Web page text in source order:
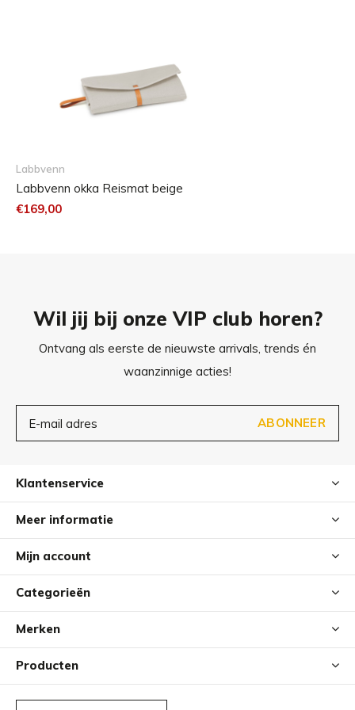
om te voorkomen dat de vulling verschuift.
Hondenharen kunnen worden verwijderd met een
Labbvenn
Labbvenn okka Reismat beige
€169,00
Wil jij bij onze VIP club horen?
Ontvang als eerste de nieuwste arrivals, trends én
waanzinnige acties!
ABONNEER
Klantenservice
Meer informatie
Mijn account
Categorieën
Merken
Producten